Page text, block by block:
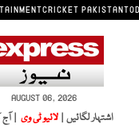
CRICKET PAKISTAN
AUGUST 06, 2026
اشتہار لگائیں | لائیو ٹی وی | آج